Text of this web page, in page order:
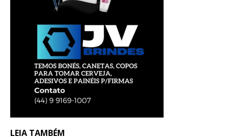
LEIA TAMBÉM